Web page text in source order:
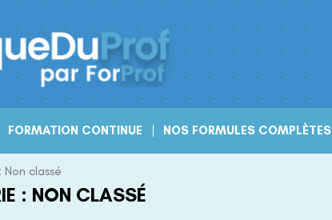
FORMATION CONTINUE NOS FORMULES COMPLÈTES
Non classé
: NON CLASSÉ